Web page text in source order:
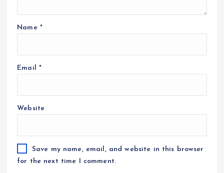
Name *
Email *
Website
Save my name, email, and website in this browser
for the next time I comment.